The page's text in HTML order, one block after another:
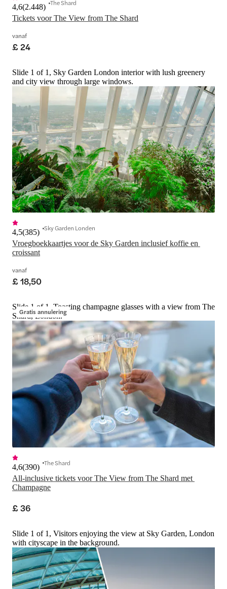
Tickets voor The View from The Shard
4,6(2.448) The Shard
vanaf
£ 24
Slide 1 of 1, Sky Garden London interior with lush greenery
and city view through large windows.
Vroegboekkaartjes voor de Sky Garden inclusief koffie en
croissant
4,5(385) Sky Garden Londen
vanaf
£ 18,50
Gratis annulering
Slide 1 of 1, Toasting champagne glasses with a view from The
Shard, London.
All-inclusive tickets voor The View from The Shard met
Champagne
4,6(390) The Shard
£ 36
Slide 1 of 1, Visitors enjoying the view at Sky Garden, London
with cityscape in the background.